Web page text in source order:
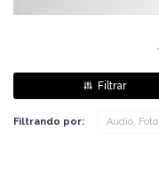
Filtrando por: Audio,